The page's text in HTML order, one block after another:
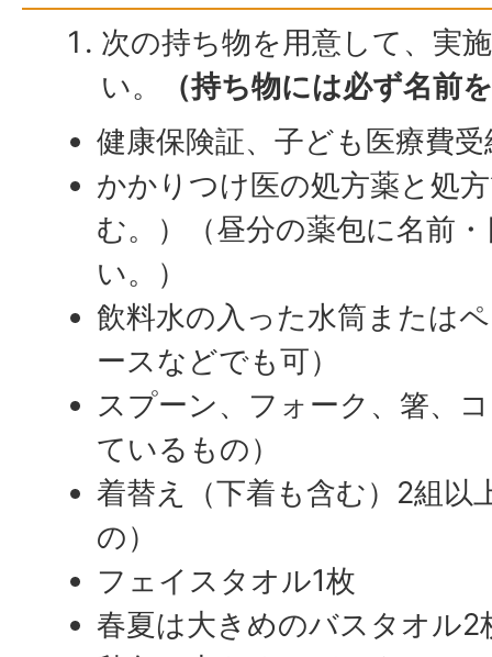
次の持ち物を用意して、実
い。
（持ち物には必ず名前
健康保険証、子ども医療費
かかりつけ医の処方薬と処
む。）（昼分の薬包に名前
い。）
飲料水の入った水筒または
ースなどでも可）
スプーン、フォーク、箸、
ているもの）
着替え（下着も含む）2組以
の）
フェイスタオル1枚
春夏は大きめのバスタオル2